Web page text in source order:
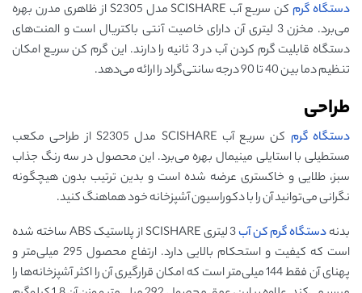
دستگاه گرم
کن سریع آب SCISHARE مدل S2305 از ظاهری مدرن بهره
می‌برد. مخزن 3 لیتری آن دارای خاصیت آنتی باکتریال است و المنت‌های
دستگاه قابلیت گرم کردن آب در 3 ثانیه را دارند. این گرم کن سریع امکان
تنظیم دما بین 40 تا 90 درجه سانتی‌گراد را ارائه می‌دهد.
طراحی
دستگاه گرم
کن سریع آب SCISHARE مدل S2305 از طراحی مکعب
مستطیلی با استایلی مینیمال بهره می‌برد. این محصول در سه رنگ جذاب
سبز، طلایی و خاکستری عرضه شده است و بدین ترتیب بدون هیچگونه
نگرانی می‌توانید آن را با دکوراسیون آشپزخانه خود هماهنگ کنید.
بدنهدستگاه گرم کن آب
3 لیتری SCISHARE از پلاستیک ABS ساخته شده
است که کیفیت و استحکام بالایی دارد. ارتفاع محصول 295 میلی‌متر و
پهنای آن فقط 144 میلی‌متر است که امکان قرارگیری آن را اکثر آشپزخانه‌ها را